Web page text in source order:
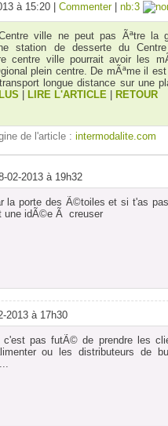
à 15:20 | Commenter| nb:3
ville ne peut pas Ãªtre la
station de desserte du
centre ville pourrait avoir les
plein centre. De mÃªme il
longue distance sur une
LIRE L'ARTICLE RETOUR
de l'article : intermodalite.com
02-2013 à 19h32
la porte des Ã©toiles et si t'as
une idÃ©e Ã creuser
2013 à 17h30
c'est pas futÃ© de prendre les
ou les distributeurs de